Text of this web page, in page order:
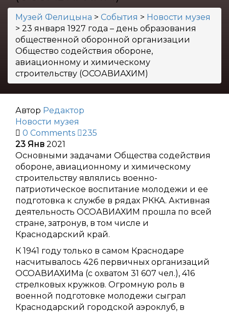
Музей Фелицына > События > Новости музея
> 23 января 1927 года – день образования
общественной оборонной организации
Общество содействия обороне,
авиационному и химическому
строительству (ОСОАВИАХИМ)
Автор Редактор
Новости музея
0 Comments
235
23 Янв 2021
Основными задачами Общества содействия
обороне, авиационному и химическому
строительству являлись военно-
патриотическое воспитание молодежи и ее
подготовка к службе в рядах РККА. Активная
деятельность ОСОАВИАХИМ прошла по всей
стране, затронув, в том числе и
Краснодарский край.
К 1941 году только в самом Краснодаре
насчитывалось 426 первичных организаций
ОСОАВИАХИМа (с охватом 31 607 чел.), 416
стрелковых кружков. Огромную роль в
военной подготовке молодежи сыграл
Краснодарский городской аэроклуб, в